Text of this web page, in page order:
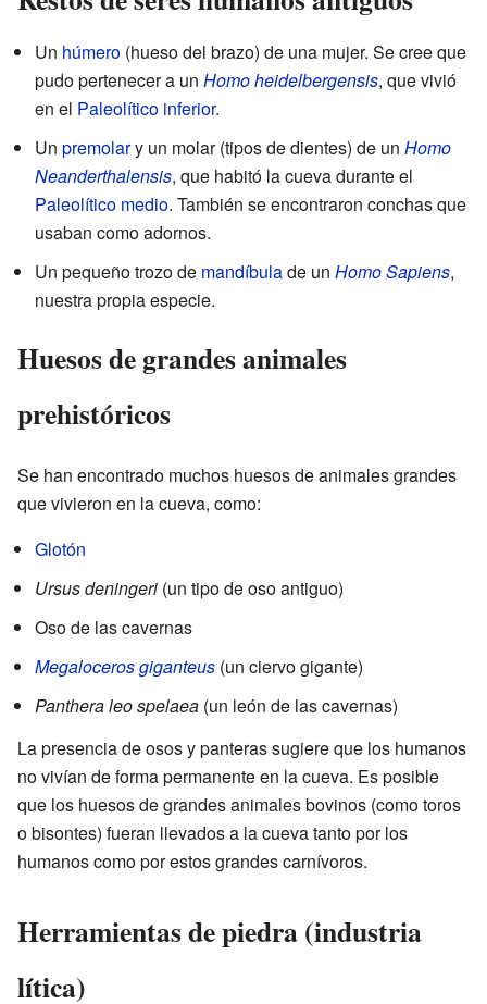
Un húmero (hueso del brazo) de una mujer. Se cree que
pudo pertenecer a un Homo heidelbergensis, que vivió
en el Paleolítico inferior.
Un premolary un molar (tipos de dientes) de un Homo
Neanderthalensis, que habitó la cueva durante el
Paleolítico medio. También se encontraron conchas que
usaban como adornos.
Un pequeño trozo de mandíbulade un Homo Sapiens,
nuestra propia especie.
Huesos de grandes animales
prehistóricos
Se han encontrado muchos huesos de animales grandes
que vivieron en la cueva, como:
Glotón
Ursus deningeri (un tipo de oso antiguo)
Oso de las cavernas
Megaloceros giganteus (un ciervo gigante)
Panthera leo spelaea (un león de las cavernas)
La presencia de osos y panteras sugiere que los humanos
no vivían de forma permanente en la cueva. Es posible
que los huesos de grandes animales bovinos (como toros
o bisontes) fueran llevados a la cueva tanto por los
humanos como por estos grandes carnívoros.
Herramientas de piedra (industria
lítica)